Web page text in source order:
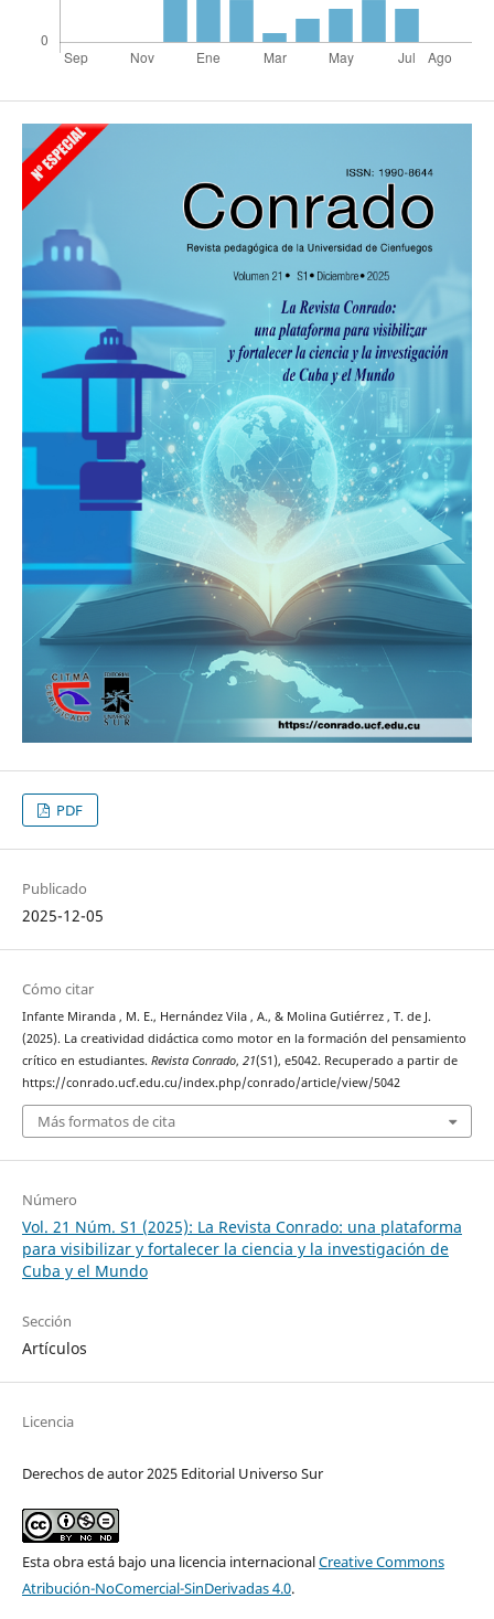
PDF
Publicado
2025-12-05
Cómo citar
Infante Miranda , M. E., Hernández Vila , A., & Molina Gutiérrez , T. de J.
(2025). La creatividad didáctica como motor en la formación del pensamiento
crítico en estudiantes. Revista Conrado, 21(S1), e5042. Recuperado a partir de
https://conrado.ucf.edu.cu/index.php/conrado/article/view/5042
Más formatos de cita
Número
Vol. 21 Núm. S1 (2025): La Revista Conrado: una plataforma
para visibilizar y fortalecer la ciencia y la investigación de
Cuba y el Mundo
Sección
Artículos
Licencia
Derechos de autor 2025 Editorial Universo Sur
Esta obra está bajo una licencia internacionalCreative Commons
Atribución-NoComercial-SinDerivadas 4.0.